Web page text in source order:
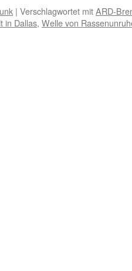
| Verschlagwortet mitARD-
in Dallas, Welle von